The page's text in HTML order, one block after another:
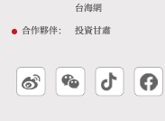
台海網
合作夥伴： 投資甘肅